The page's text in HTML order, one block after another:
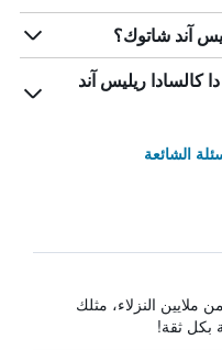
آند شاتوك؟
كالسادا ريليس آند
الشائعة
ملايين النزلاء، مثلك
بكل ثقة!